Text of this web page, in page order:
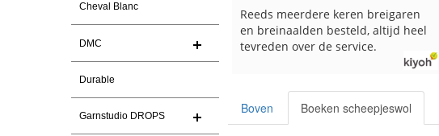
Cheval Blanc
DMC
Durable
Garnstudio DROPS
Reeds meerdere keren breigaren
en breinaalden besteld, altijd heel
tevreden over de service.
Snelle levering en keurig verpakt.
Top.
Boven Boeken scheepjeswol